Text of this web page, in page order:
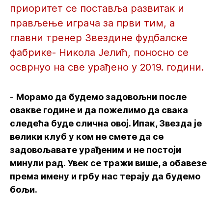
приоритет се поставља развитак и
прављење играча за први тим, а
главни тренер Звездине фудбалске
фабрике- Никола Јелић, поносно се
осврнуо на све урађено у 2019. години.
- Морамо да будемо задовољни после
овакве године и да пожелимо да свака
следећа буде слична овој. Ипак, Звезда је
велики клуб у ком не смете да се
задовољавате урађеним и не постоји
минули рад. Увек се тражи више, а обавезе
према имену и грбу нас терају да будемо
бољи.